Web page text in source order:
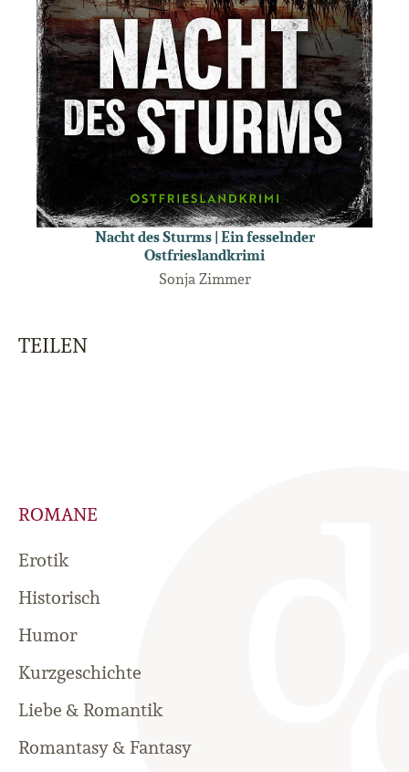
Nacht des Sturms | Ein fesselnder
Ostfrieslandkrimi
Sonja Zimmer
TEILEN
ROMANE
Erotik
Historisch
Humor
Kurzgeschichte
Liebe & Romantik
Romantasy & Fantasy